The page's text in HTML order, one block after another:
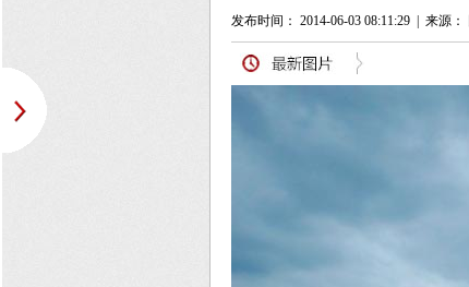
发布时间： 2014-06-03 08:11:29 来源：